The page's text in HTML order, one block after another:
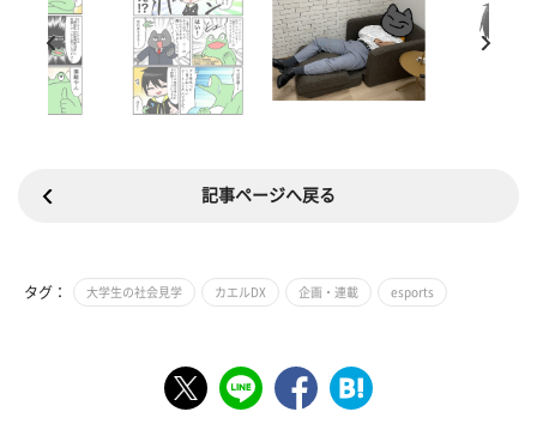
記事ページへ戻る
タグ： 大学生の社会見学 カエルDX 企画・連載 esports